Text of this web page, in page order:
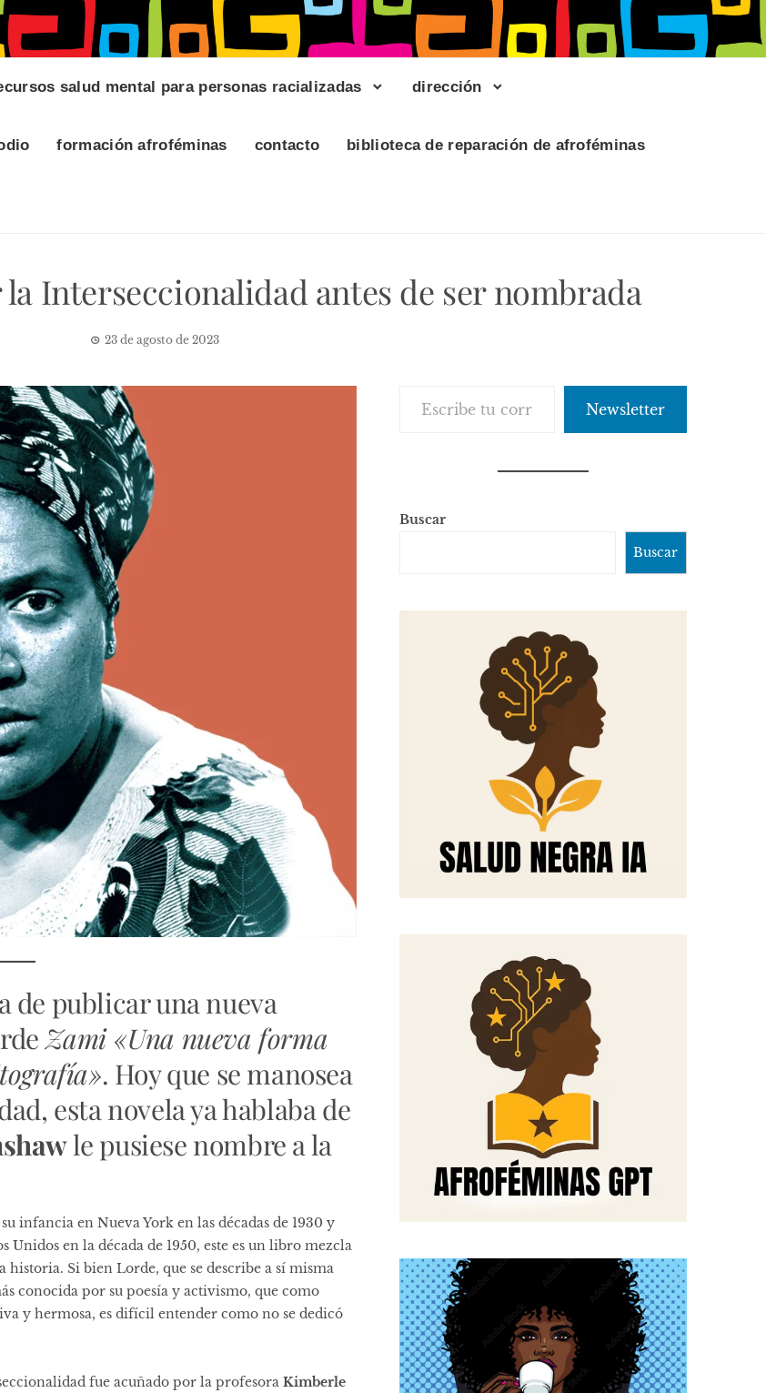
salud mental para personas racializadas dirección
formación afroféminas contacto biblioteca de reparación de afroféminas
Interseccionalidad antes de ser nombrada
23 de agosto de 2023
de publicar una nueva
Zami «Una nueva forma
. Hoy que se manosea
esta novela ya hablaba de
le pusiese nombre a la
su infancia en Nueva York en las décadas de 1930 y
Unidos en la década de 1950, este es un libro mezcla
Si bien Lorde, que se describe a sí misma
conocida por su poesía y activismo, que como
y hermosa, es difícil entender como no se dedicó
fue acuñado por la profesora Kimberle
Newsletter
Buscar
Buscar